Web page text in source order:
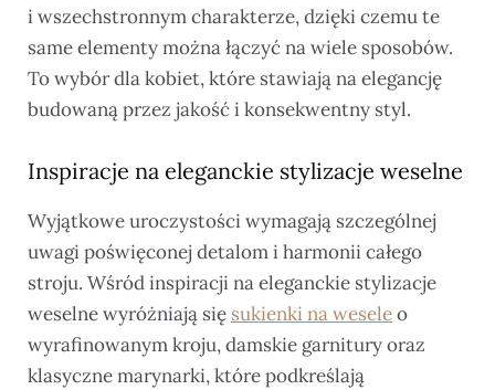
i wszechstronnym charakterze, dzięki czemu te
same elementy można łączyć na wiele sposobów.
To wybór dla kobiet, które stawiają na elegancję
budowaną przez jakość i konsekwentny styl.
Inspiracje na eleganckie stylizacje weselne
Wyjątkowe uroczystości wymagają szczególnej
uwagi poświęconej detalom i harmonii całego
stroju. Wśród inspiracji na eleganckie stylizacje
weselne wyróżniają się sukienki na weseleo
wyrafinowanym kroju, damskie garnitury oraz
klasyczne marynarki, które podkreślają